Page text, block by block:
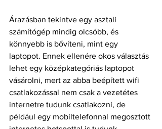
Árazásban tekintve egy asztali
számítógép mindig olcsóbb, és
könnyebb is bővíteni, mint egy
laptopot. Ennek ellenére okos választás
lehet egy középkategóriás laptopot
vásárolni, mert az abba beépített wifi
csatlakozással nem csak a vezetétes
internetre tudunk csatlakozni, de
például egy mobiltelefonnal megosztott